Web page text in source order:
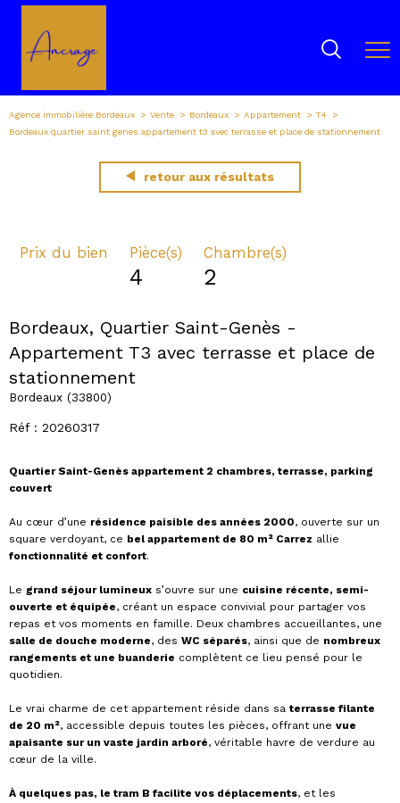
Agence immobilière Bordeaux Vente Bordeaux Appartement
T4
Bordeaux quartier saint genes appartement t3 avec terrasse et place de stationnement
retour aux résultats
Bordeaux, Quartier Saint-Genès -
Appartement T3 avec terrasse et place de
stationnement
Bordeaux (33800)
Réf : 20260317
Quartier Saint-Genès appartement 2 chambres, terrasse, parking
couvert
Au cœur d’une résidence paisible des années 2000, ouverte sur un
square verdoyant, ce bel appartement de 80 m² Carrez allie
fonctionnalité et confort.
Le grand séjour lumineux s’ouvre sur une cuisine récente, semi-
ouverte et équipée, créant un espace convivial pour partager vos
repas et vos moments en famille. Deux chambres accueillantes, une
salle de douche moderne, des WC séparés, ainsi que de nombreux
rangements et une buanderie complètent ce lieu pensé pour le
quotidien.
Le vrai charme de cet appartement réside dans sa terrasse filante
de 20 m², accessible depuis toutes les pièces, offrant une vue
apaisante sur un vaste jardin arboré, véritable havre de verdure au
cœur de la ville.
À quelques pas, le tram B facilite vos déplacements, et les
Prix du bien Pièce(s)
4
Chambre(s)
2